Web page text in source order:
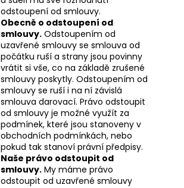
odstoupení od smlouvy.
Obecně o odstoupení od
smlouvy. Odstoupením od
uzavřené smlouvy se smlouva od
počátku ruší a strany jsou povinny
vrátit si vše, co na základě zrušené
smlouvy poskytly. Odstoupením od
smlouvy se ruší i na ní závislá
smlouva darovací. Právo odstoupit
od smlouvy je možné využít za
podmínek, které jsou stanoveny v
obchodních podmínkách, nebo
pokud tak stanoví právní předpisy.
Naše právo odstoupit od
smlouvy. My máme právo
odstoupit od uzavřené smlouvy